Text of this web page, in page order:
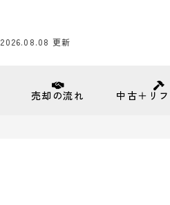
2026.08.08 更新
売却の流れ 中古＋リ